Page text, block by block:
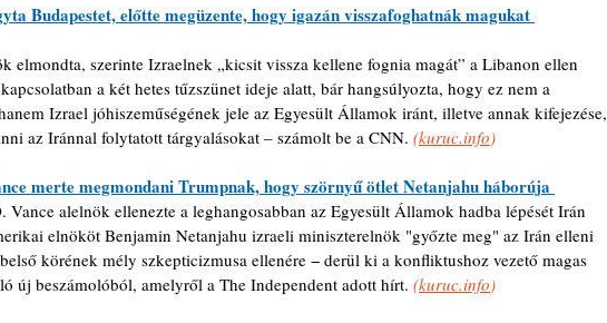
Budapestet, előtte megüzente, hogy igazán visszafoghatnák magukat
elmondta, szerinte Izraelnek „kicsit vissza kellene fognia magát” a Libanon ellen
a két hetes tűzszünet ideje alatt, bár hangsúlyozta, hogy ez nem a
Izrael jóhiszeműségének jele az Egyesült Államok iránt, illetve annak kifejezése,
az Iránnal folytatott tárgyalásokat – számolt be a CNN. (kuruc.info)
merte megmondani Trumpnak, hogy szörnyű ötlet Netanjahu háborúja
Vance alelnök ellenezte a leghangosabban az Egyesült Államok hadba lépését Irán
elnököt Benjamin Netanjahu izraeli miniszterelnök "győzte meg" az Irán elleni
körének mély szkepticizmusa ellenére − derül ki a konfliktushoz vezető magas
új beszámolóból, amelyről a The Independent adott hírt. (kuruc.info)